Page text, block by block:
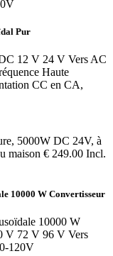
Pur
12 V 24 V Vers AC
Haute
CC en CA,
5000W DC 24V, à
maison € 249.00 Incl.
10000 W Convertisseur
10000 W
V 72 V 96 V Vers
120V